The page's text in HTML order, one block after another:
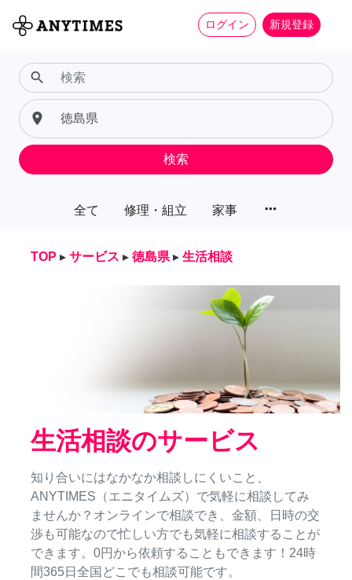
ログイン 新規登録
全て 修理・組立 家事 more_horiz
search
place
検索
TOP ▸ サービス ▸ 徳島県 ▸ 生活相談
生活相談のサービス
知り合いにはなかなか相談しにくいこと、
ANYTIMES（エニタイムズ）で気軽に相談してみ
ませんか？オンラインで相談でき、金額、日時の交
渉も可能なので忙しい方でも気軽に相談することが
できます。0円から依頼することもできます！24時
間365日全国どこでも相談可能です。